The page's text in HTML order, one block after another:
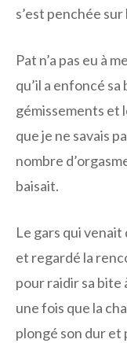
s’est penchée sur
Pat n’a pas eu à
qu’il a enfoncé
gémissements et
que je ne savais
nombre
baisait.
Le gars qui
et regardé la
pour raidir sa bite
une fois que la
plongé son dur et